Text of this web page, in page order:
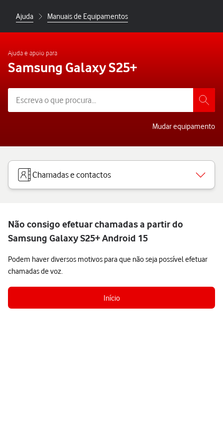
Ajuda Manuais de Equipamentos
Ajuda e apoio para
Samsung Galaxy S25+
Mudar equipamento
Chamadas e contactos
Não consigo efetuar chamadas a partir do
Samsung Galaxy S25+ Android 15
Podem haver diversos motivos para que não seja possível efetuar
chamadas de voz.
Início